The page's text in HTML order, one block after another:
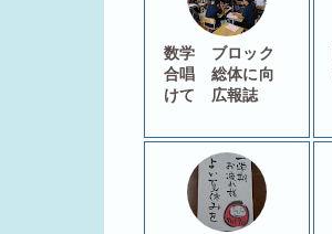
数学 ブロック
合唱 総体に向
けて 広報誌